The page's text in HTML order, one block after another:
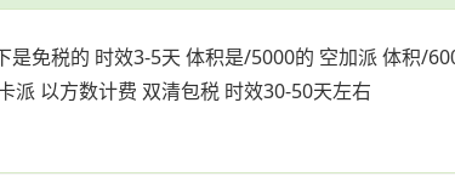
免税的 时效3-5天 体积是/5000的 空加派 体积/
派 以方数计费 双清包税 时效30-50天左右